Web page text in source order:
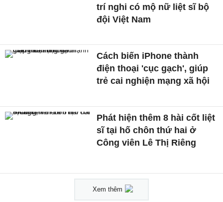
trí nghi có mộ nữ liệt sĩ bộ
đội Việt Nam
Cách biến iPhone thành
điện thoại 'cục gạch', giúp
trẻ cai nghiện mạng xã hội
Phát hiện thêm 8 hài cốt liệt
sĩ tại hố chôn thứ hai ở
Công viên Lê Thị Riêng
Xem thêm